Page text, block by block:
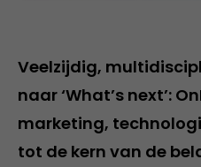
Veelzijdig,
naar ‘What’s next’:
marketing,
tot de kern van de